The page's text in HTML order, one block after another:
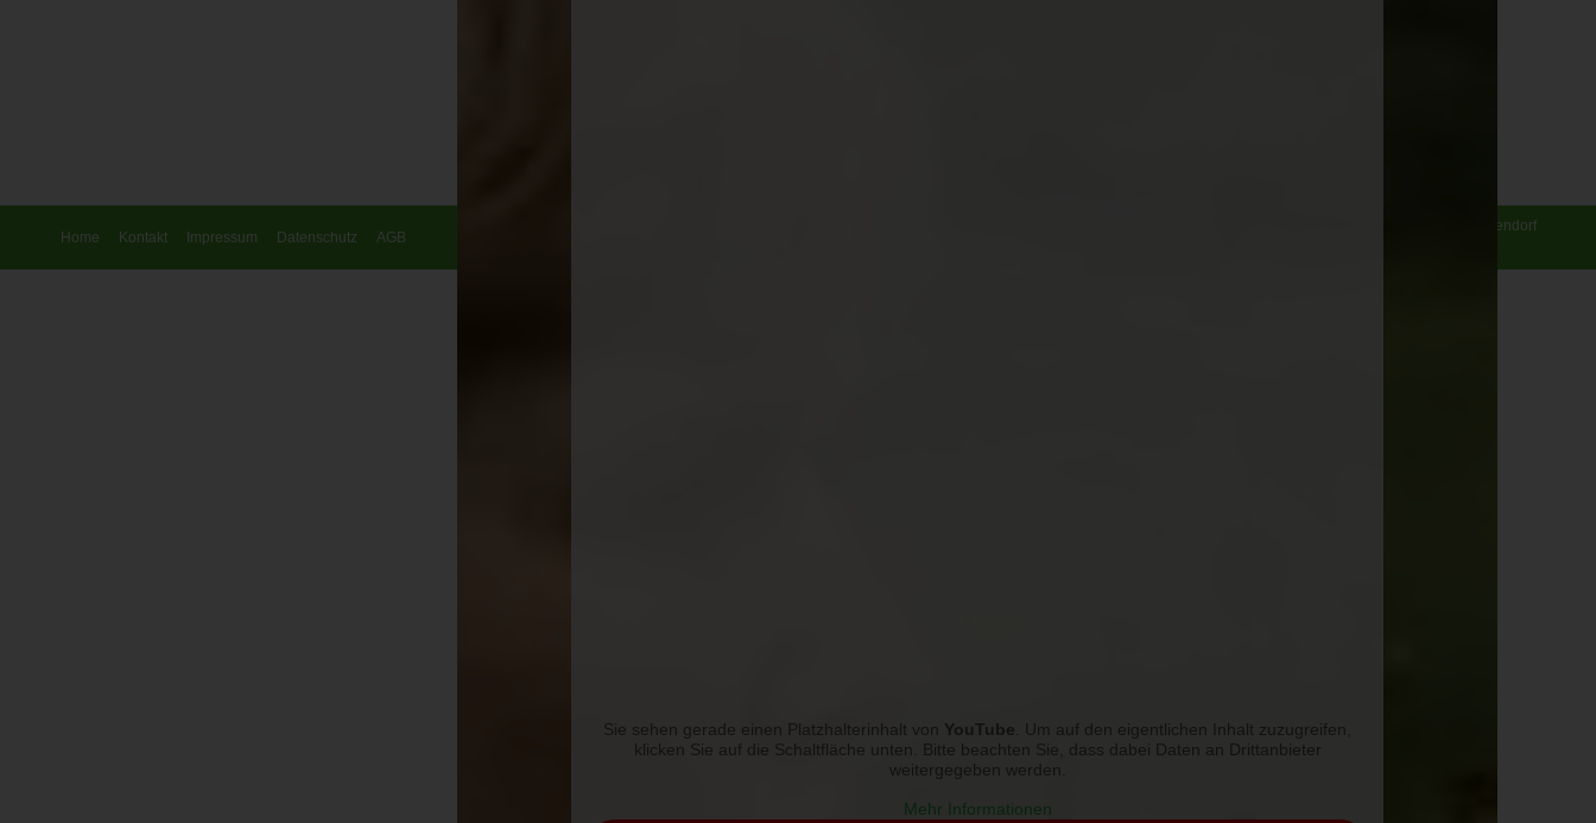
Sie sehen gerade einen Platzhalterinhalt von YouTube . Um auf den eigentlichen Inhalt zuzugreifen,
klicken Sie auf die Schaltfläche unten. Bitte beachten Sie, dass dabei Daten an Drittanbieter
weitergegeben werden.
Mehr Informationen
Home Kontakt Impressum Datenschutz AGB
Stallbau Weiland GmbH & Co. KG. | Hilberlachestr. 8 | 37242 Bad Sooden-Allendorf